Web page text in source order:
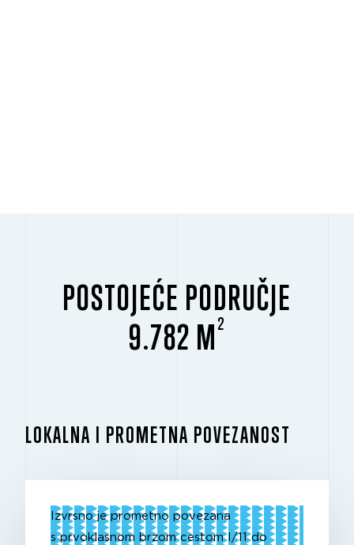
POSTOJEĆE PODRUČJE
9.782 M 2
LOKALNA I PROMETNA POVEZANOST
Izvrsno je prometno povezana
s prvoklasnom brzom cestom I/11 do